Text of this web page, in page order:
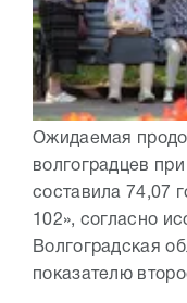
Ожидаемая
волгоградцев
составила 74,07
102», согласно
Волгоградская
показателю